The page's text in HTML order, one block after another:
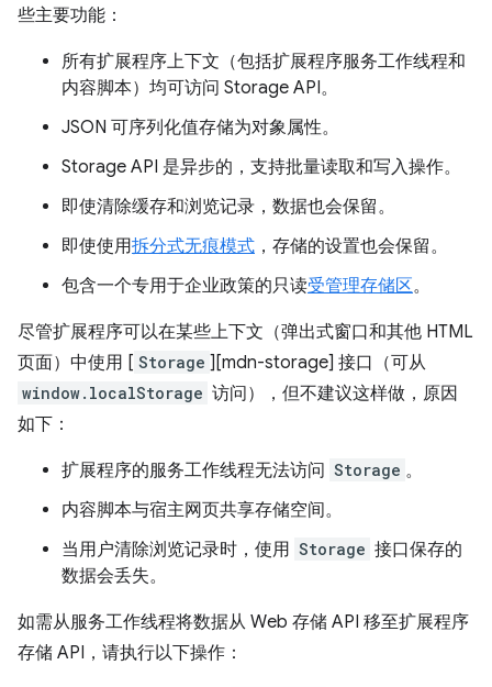
些主要功能：
所有扩展程序上下文（包括扩展程序服务工作线程和
内容脚本）均可访问 Storage API。
JSON 可序列化值存储为对象属性。
Storage API 是异步的，支持批量读取和写入操作。
即使清除缓存和浏览记录，数据也会保留。
即使使用拆分式无痕模式 ，存储的设置也会保留。
包含一个专用于企业政策的只读受管理存储区。
尽管扩展程序可以在某些上下文（弹出式窗口和其他 HTML
页面）中使用 [ Storage ][mdn-storage] 接口（可从
window.localStorage 访问），但不建议这样做，原因
如下：
扩展程序的服务工作线程无法访问 Storage 。
内容脚本与宿主网页共享存储空间。
当用户清除浏览记录时，使用 Storage 接口保存的
数据会丢失。
如需从服务工作线程将数据从 Web 存储 API 移至扩展程序
存储 API，请执行以下操作：